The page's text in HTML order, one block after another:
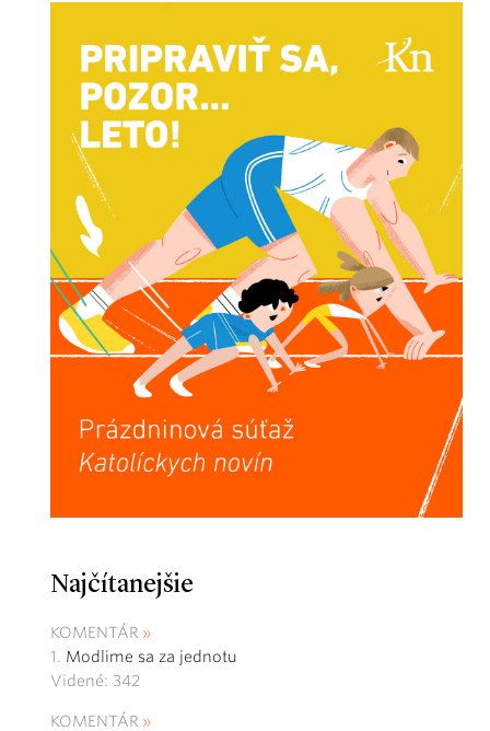
Najčítanejšie
KOMENTÁR
Modlime sa za jednotu
Videné: 342
KOMENTÁR